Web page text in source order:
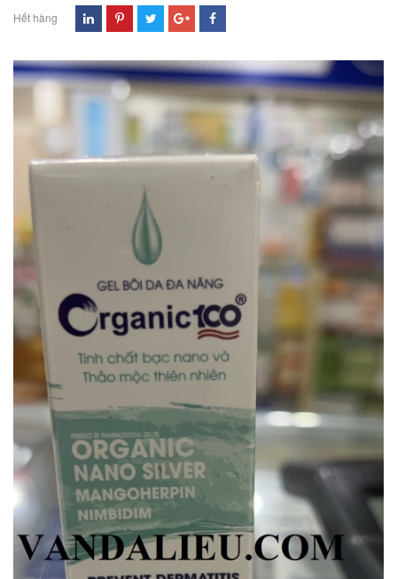
Hết hàng